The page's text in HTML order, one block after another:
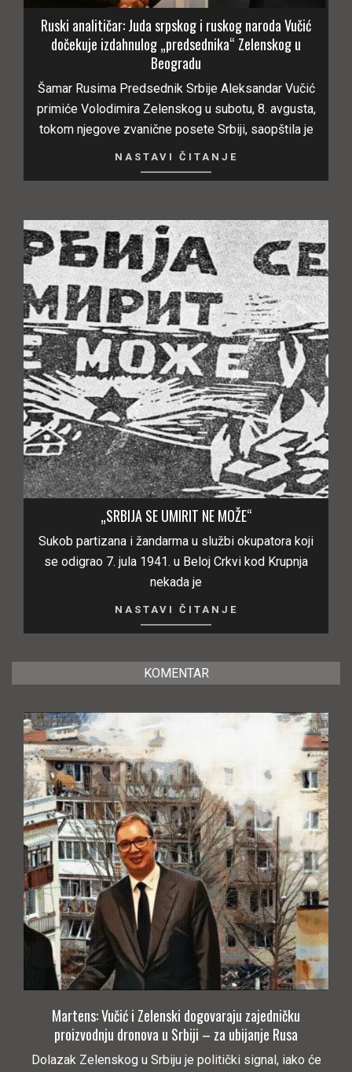
Ruski analitičar: Juda srpskog i ruskog naroda Vučić
dočekuje izdahnulog „predsednika“ Zelenskog u
Beogradu
Šamar Rusima Predsednik Srbije Aleksandar Vučić
primiće Volodimira Zelenskog u subotu, 8. avgusta,
tokom njegove zvanične posete Srbiji, saopštila je
NASTAVI ČITANJE
„SRBIJA SE UMIRIT NE MOŽE“
Sukob partizana i žandarma u službi okupatora koji
se odigrao 7. jula 1941. u Beloj Crkvi kod Krupnja
nekada je
NASTAVI ČITANJE
KOMENTAR
Martens: Vučić i Zelenski dogovaraju zajedničku
proizvodnju dronova u Srbiji – za ubijanje Rusa
Dolazak Zelenskog u Srbiju je politički signal, iako će